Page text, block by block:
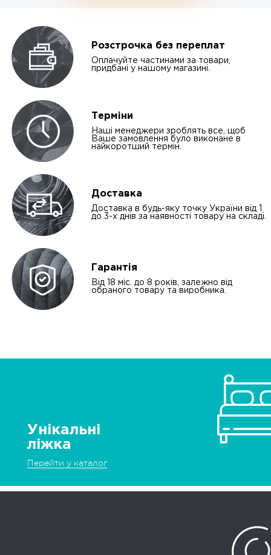
Розстрочка без переплат
Оплачуйте частинами за товари,
придбані у нашому магазині.
Терміни
Наші менеджери зроблять все, щоб
Ваше замовлення було виконане в
найкоротший термін.
Доставка
Доставка в будь-яку точку України від 1
до 3-х днів за наявності товару на складі.
Гарантія
Від 18 міс. до 8 років, залежно від
обраного товару та виробника.
Унікальні
ліжка
Перейти у каталог